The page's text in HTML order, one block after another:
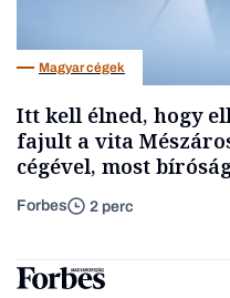
Magyar cégek
Itt kell élned, hogy
fajult a vita
cégével, most
Forbes 2 perc